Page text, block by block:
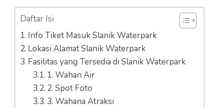
Daftar Isi
Info Tiket Masuk Slanik Waterpark
Lokasi Alamat Slanik Waterpark
Fasilitas yang Tersedia di Slanik Waterpark
1. Wahan Air
2. Spot Foto
3. Wahana Atraksi